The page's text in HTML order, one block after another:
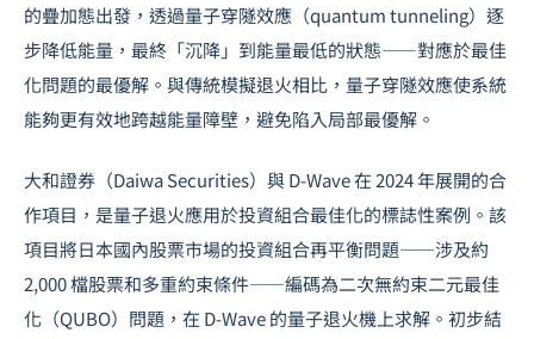
的疊加態出發，透過量子穿隧效應（quantum tunneling）逐
步降低能量，最終「沉降」到能量最低的狀態——對應於最佳
化問題的最優解。與傳統模擬退火相比，量子穿隧效應使系統
能夠更有效地跨越能量障壁，避免陷入局部最優解。
大和證券（Daiwa Securities）與 D-Wave 在 2024 年展開的合
作項目，是量子退火應用於投資組合最佳化的標誌性案例。該
項目將日本國內股票市場的投資組合再平衡問題——涉及約
2,000 檔股票和多重約束條件——編碼為二次無約束二元最佳
化（QUBO）問題，在 D-Wave 的量子退火機上求解。初步結